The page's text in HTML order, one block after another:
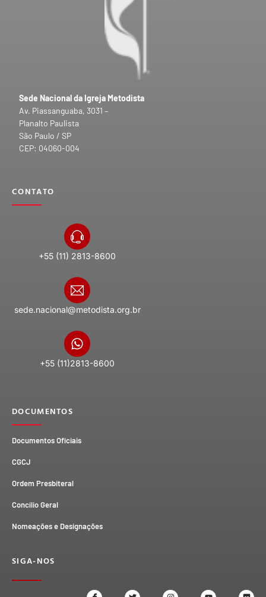
Sede Nacional da Igreja Metodista
Av. Piassanguaba, 3031 –
Planalto Paulista
São Paulo / SP
CEP: 04060-004
CONTATO
+55 (11) 2813-8600
sede.nacional@metodista.org.br
+55 (11)2813-8600
DOCUMENTOS
Documentos Oficiais
CGCJ
Ordem Presbiteral
Concílio Geral
Nomeações e Designações
SIGA-NOS